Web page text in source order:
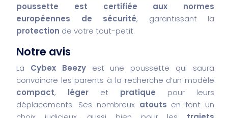
poussette est certifiée aux normes
européennes de sécurité, garantissant la
protection de votre tout-petit.
Notre avis
La Cybex Beezyest une poussette qui saura
convaincre les parents à la recherche d’un modèle
compact, léger et pratique pour leurs
déplacements. Ses nombreux atouts en font un